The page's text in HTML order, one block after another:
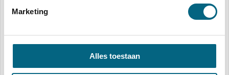
Marketing
Alles toestaan